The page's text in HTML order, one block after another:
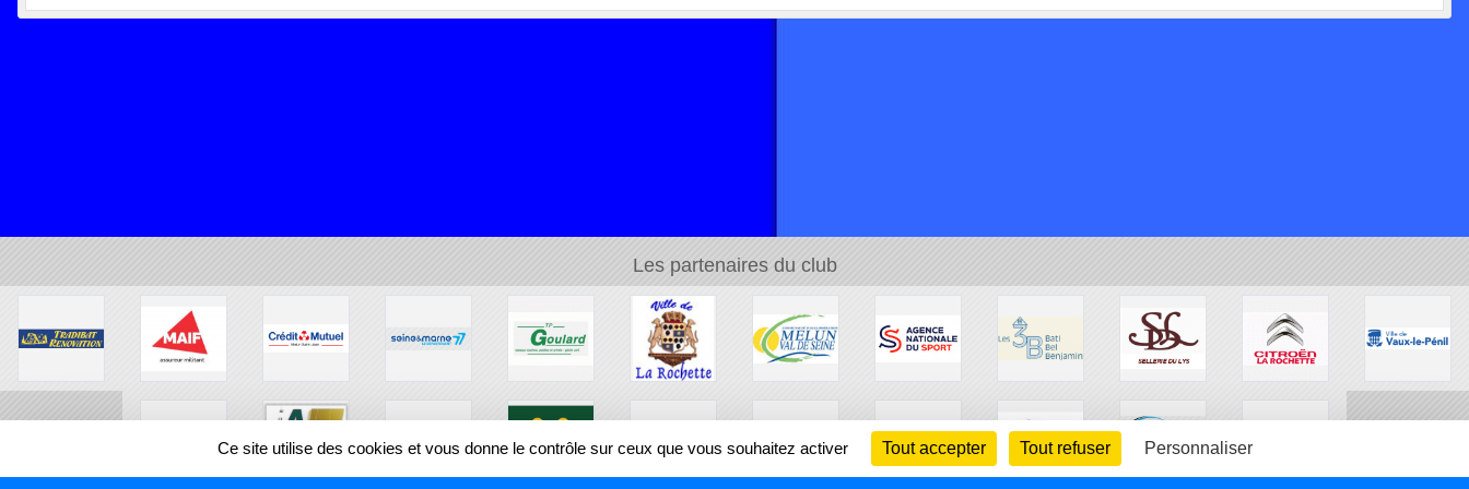
Les partenaires du club
Ce site utilise des cookies et vous donne le contrôle sur ceux que vous souhaitez activer Tout accepter Tout refuser Personnaliser